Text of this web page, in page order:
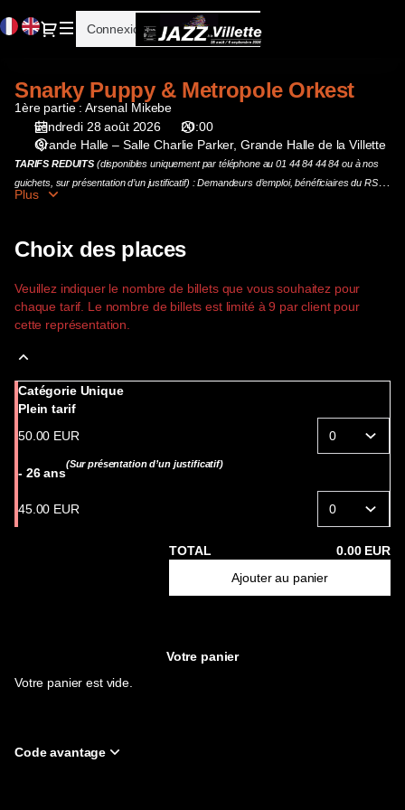
Langue
Dialogue
Connexion Inscrivez-vous
des
Halle
Villette
28.08.2026
Puppy
Metropole
Cité
Paris
Snarky
Puppy
Metropole
Orkest
Snarky Puppy & Metropole Orkest
1ère partie : Arsenal Mikebe
vendredi 28 août 2026
20:00
Grande Halle – Salle Charlie Parker Grande Halle de la Villette
TARIFS REDUITS (disponibles uniquement par téléphone au 01 44 84 44 84 ou à nos
guichets, sur présentation d’un justificatif) : Demandeurs d’emploi, bénéficiaires du RSA,
public en situation de handicap, groupes de +10 personnes et détenteurs du Pass
Plus
Choix des places
Veuillez indiquer le nombre de billets que vous souhaitez pour
chaque tarif. Le nombre de billets est limité à 9 par client pour
cette représentation.
Catégorie Unique
Plein tarif
50. 00 EUR
- 26 ans
(Sur présentation d’un justificatif)
45. 00 EUR
TOTAL 0.00 EUR
Ajouter au panier
Votre panier
Votre panier est vide.
Code avantage